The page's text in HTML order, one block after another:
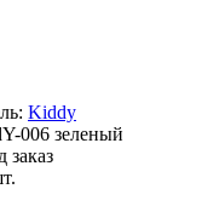
Kiddy
006 зеленый
заказ